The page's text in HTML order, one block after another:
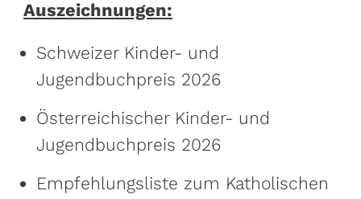
Auszeichnungen:
Schweizer Kinder- und
Jugendbuchpreis 2026
Österreichischer Kinder- und
Jugendbuchpreis 2026
Empfehlungsliste zum Katholischen